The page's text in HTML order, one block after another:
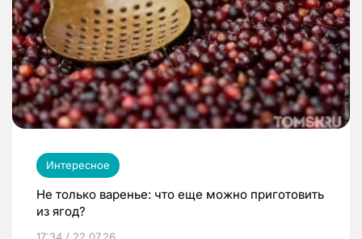
Интересное
Не только варенье: что еще можно приготовить
из ягод?